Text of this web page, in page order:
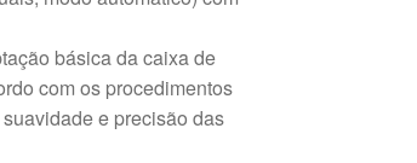
básica da caixa de
com os procedimentos
e precisão das